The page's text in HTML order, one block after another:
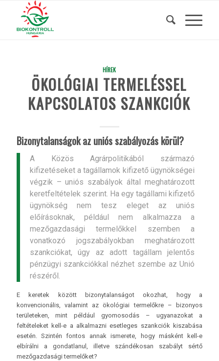
HÍREK
ÖKOLÓGIAI TERMELÉSSEL
KAPCSOLATOS SZANKCIÓK
Bizonytalanságok az uniós szabályozás körül?
A Közös Agrárpolitikából származó
kifizetéseket a tagállamok kifizető ügynökségei
végzik – uniós szabályok által meghatározott
keretfeltételek szerint. Ha egy tagállami kifizető
ügynökség nem tesz eleget az uniós
előírásoknak, például nem alkalmazza a
mezőgazdasági termelőkkel szemben a
vonatkozó jogszabályokban meghatározott
szankciókat, úgy az adott tagállam jelentős
pénzügyi szankciókkal nézhet szembe az Unió
részéről.
E keretek között bizonytalanságot okozhat, hogy a
konvencionális, valamint az ökológiai termelőkre – bizonyos
területeken, mint például gyomosodás – ugyanazokat a
feltételeket kell-e a alkalmazni esetleges szankciók kiszabása
esetén. Szintén fontos annak ismerete, hogy másként kell-e
elbírálni a gondatlanul, illetve szándékosan szabályt sértő
mezőgazdasági termelőket?